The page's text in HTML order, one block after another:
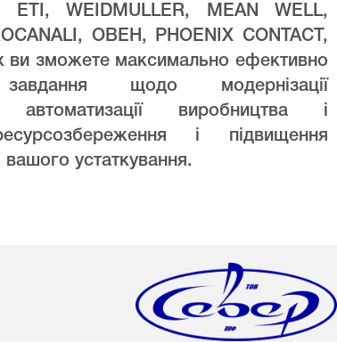
ETI, WEIDMULLER, MEAN WELL,
ОВЕН, PHOENIX CONTACT,
ви зможете максимально ефективно
щодо модернізації
автоматизації виробництва і
і підвищення
вашого устаткування.